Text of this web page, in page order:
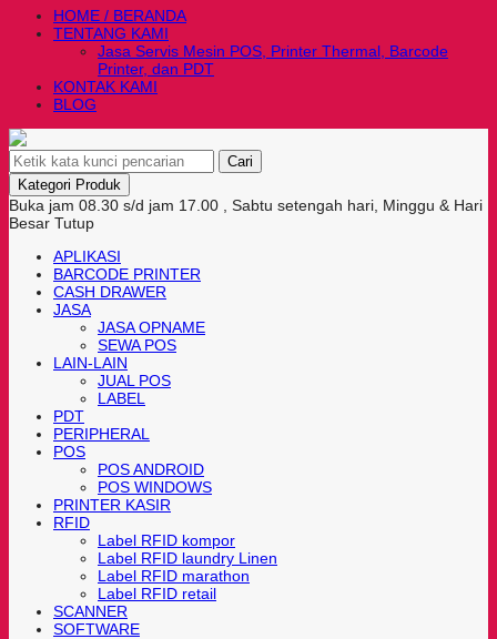
HOME / BERANDA
TENTANG KAMI
Jasa Servis Mesin POS, Printer Thermal, Barcode
Printer, dan PDT
KONTAK KAMI
BLOG
Cari
Kategori Produk
Buka jam 08.30 s/d jam 17.00 , Sabtu setengah hari, Minggu & Hari
Besar Tutup
APLIKASI
BARCODE PRINTER
CASH DRAWER
JASA
JASA OPNAME
SEWA POS
LAIN-LAIN
JUAL POS
LABEL
PDT
PERIPHERAL
POS
POS ANDROID
POS WINDOWS
PRINTER KASIR
RFID
Label RFID kompor
Label RFID laundry Linen
Label RFID marathon
Label RFID retail
SCANNER
SOFTWARE